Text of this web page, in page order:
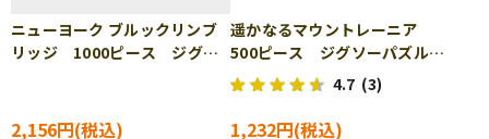
ニューヨーク ブルックリンブ
リッジ 1000ピース ジグソ
2,156円
遥かなるマウントレーニア
500ピース ジグソーパズル
APP-500-269
4.7 (3)
1,232円